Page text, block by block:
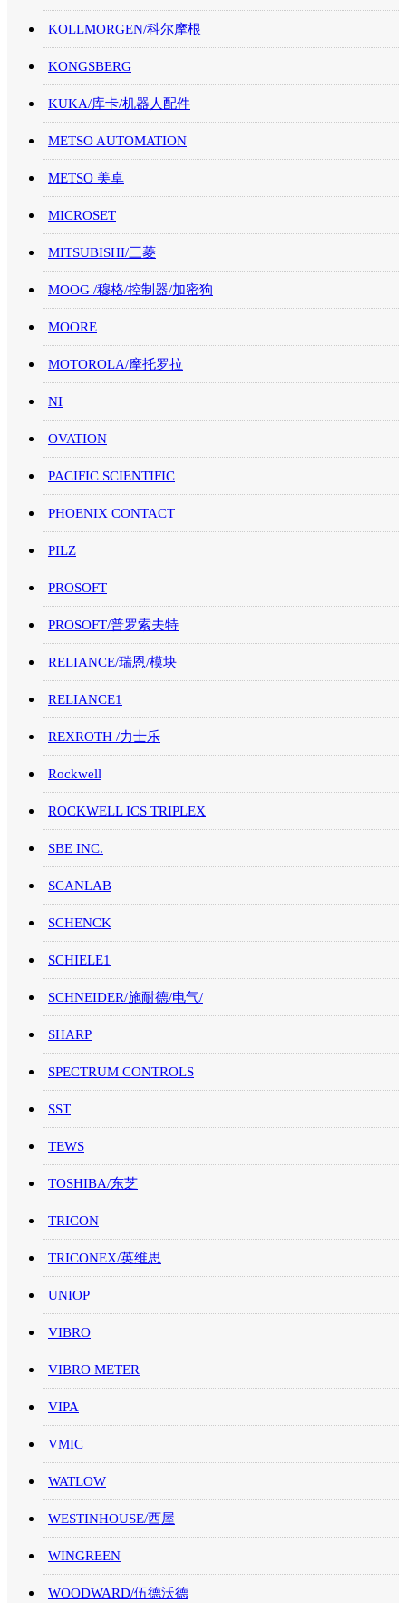
KOLLMORGEN/科尔摩根
KONGSBERG
KUKA/库卡/机器人配件
METSO AUTOMATION
METSO 美卓
MICROSET
MITSUBISHI/三菱
MOOG /穆格/控制器/加密狗
MOORE
MOTOROLA/摩托罗拉
NI
OVATION
PACIFIC SCIENTIFIC
PHOENIX CONTACT
PILZ
PROSOFT
PROSOFT/普罗索夫特
RELIANCE/瑞恩/模块
RELIANCE1
REXROTH /力士乐
Rockwell
ROCKWELL ICS TRIPLEX
SBE INC.
SCANLAB
SCHENCK
SCHIELE1
SCHNEIDER/施耐德/电气/
SHARP
SPECTRUM CONTROLS
SST
TEWS
TOSHIBA/东芝
TRICON
TRICONEX/英维思
UNIOP
VIBRO
VIBRO METER
VIPA
VMIC
WATLOW
WESTINHOUSE/西屋
WINGREEN
WOODWARD/伍德沃德